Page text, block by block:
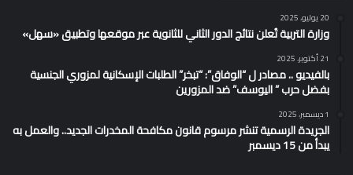
20 يوليو، 2025
وزارة التربية تُعلن نتائج الدور الثاني للثانوية عبر موقعها وتطبيق «سهل»
21 أكتوبر، 2025
بالفيديو .. مصادر ل “الوفاق”: “تبخر” الطلبات الإسكانية لمزوري الجنسية
بفضل حرب ” اليوسف” ضد المزورين
1 ديسمبر، 2025
الجريدة الرسمية تنشر مرسوم قانون مكافحة المخدرات الجديد.. والعمل به
يبدأ من 15 ديسمبر